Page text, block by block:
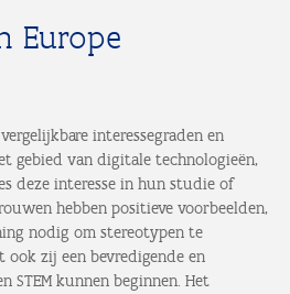
Europe
interessegraden en
gebied van digitale technologieën,
deze interesse in hun studie of
hebben positieve voorbeelden,
nodig om stereotypen te
ook zij een bevredigende en
STEM kunnen beginnen. Het